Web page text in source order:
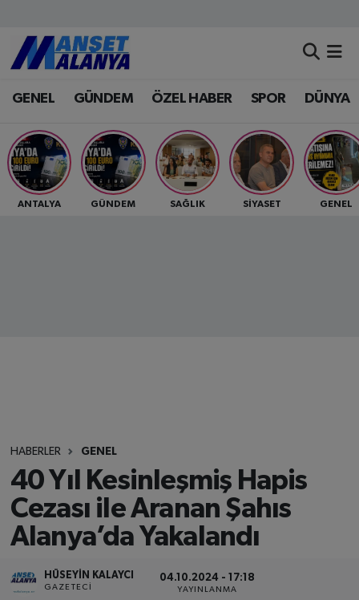
GENEL GÜNDEM ÖZEL HABER SPOR DÜNYA
ANTALYA GÜNDEM SAĞLIK SİYASET GENEL
HABERLER GENEL
40 Yıl Kesinleşmiş Hapis
Cezası ile Aranan Şahıs
Alanya’da Yakalandı
HÜSEYIN KALAYCI
GAZETECI
04.10.2024 - 17:18
YAYINLANMA
Antalya Nöbetçi Eczaneler
Antalya Hava Durumu
Antalya Namaz Vakitleri
Antalya Trafik Yoğunluk Haritası